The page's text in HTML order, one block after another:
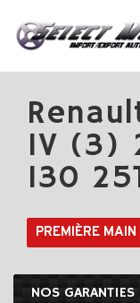
ACCUEIL
NOS
RENAULT
IV (3)
130
PREMIÈRE MAIN
NOS GARANTIES